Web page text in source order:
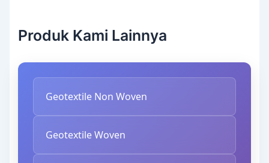
Produk Kami Lainnya
Geotextile Non Woven
Geotextile Woven